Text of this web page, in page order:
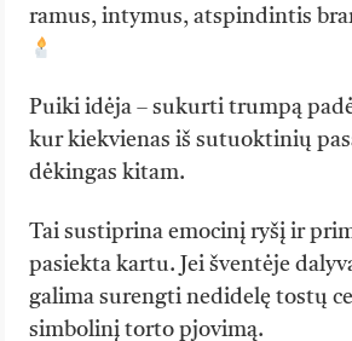
ramus, intymus, atspindintis
Puiki idėja – sukurti trumpą
kur kiekvienas iš sutuoktinių
dėkingas kitam.
Tai sustiprina emocinį ryšį ir
pasiekta kartu. Jei šventėje
galima surengti nedidelę tostų
simbolinį torto pjovimą.